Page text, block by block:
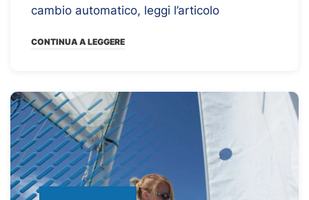
cambio automatico, leggi l’articolo
CONTINUA A LEGGERE